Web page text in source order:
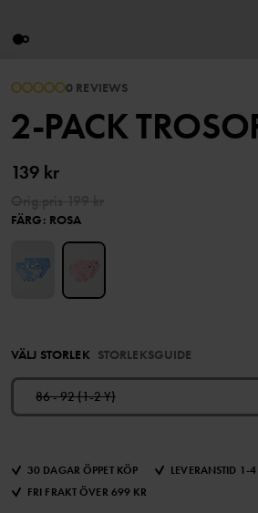
0 REVIEWS
2-PACK
139 kr
FÄRG: ROSA
VÄLJ STORLEK STORLEKSGUIDE
86 - 92 (1-2 Y)
30 DAGAR ÖPPET KÖP
LEVERANSTID 1-
FRI FRAKT ÖVER 699 KR